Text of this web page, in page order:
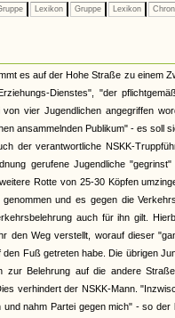
Lexikon Gruppe Lexikon
es auf der Hohe Straße zu einem
Dienstes", "der
vier Jugendlichen angegriffen
ansammelnden Publikum" - es soll
der verantwortliche NSKK-
gerufene Jugendliche
Rotte von 25-30 Köpfen
und es gegen die
auch für ihn gilt.
den Weg verstellt, worauf dieser
Fuß getreten habe. Die übrigen
zur Belehrung auf die andere
verhindert der NSKK-Mann.
nahm Partei gegen mich" - so